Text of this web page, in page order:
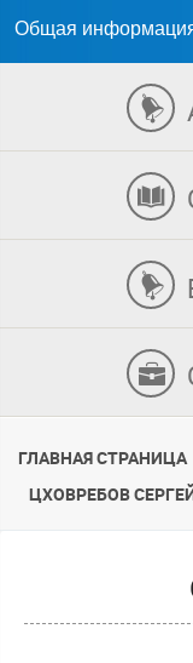
Общая
ГЛАВНАЯ СТРАНИЦА
ЦХОВРЕБОВ